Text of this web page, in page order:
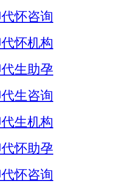
怀咨询
怀机构
生助孕
生咨询
生机构
怀助孕
怀咨询